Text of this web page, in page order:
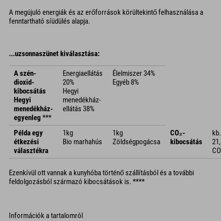
A megújuló energiák és az erőforrások körültekintő felhasználása a
fenntartható síüdülés alapja.
...uzsonnaszünet kiválasztása:
A szén-
dioxid-
kibocsátás
Hegyi
menedékház-
egyenleg ***
Energiaellátás
20%
Hegyi
menedékház-
ellátás 38%
Élelmiszer 34%
Egyéb 8%
Példa egy
étkezési
választékra
1kg
Bio marhahús
1kg
Zöldségpogácsa
CO₂-
kibocsátás
kb.
Ezenkívül ott vannak a kunyhóba történő szállításból és a további
feldolgozásból származó kibocsátások is. ****
Információk a tartalomról